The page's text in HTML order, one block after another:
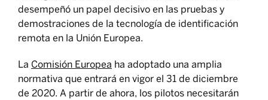
desempeñó un papel decisivo en las pruebas y
demostraciones de la tecnología de identificación
remota en la Unión Europea.
La Comisión Europea ha adoptado una amplia
normativa que entrará en vigor el 31 de diciembre
de 2020. A partir de ahora, los pilotos necesitarán